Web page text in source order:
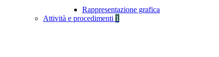
Rappresentazione grafica
Attività e procedimenti 1